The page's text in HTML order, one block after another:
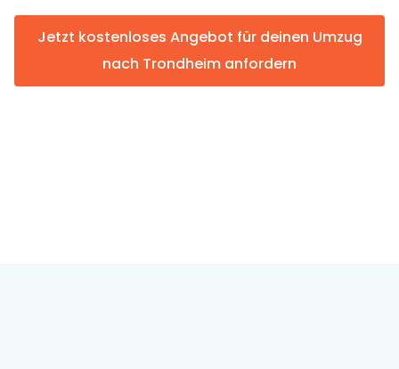
Jetzt kostenloses Angebot für deinen Umzug
nach Trondheim anfordern